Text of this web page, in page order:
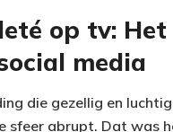
op tv: Het
media
die gezellig en
sfeer abrupt. Dat was